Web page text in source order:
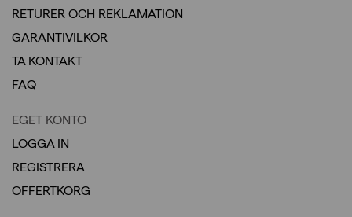
RETURER OCH REKLAMATION
GARANTIVILKOR
TA KONTAKT
FAQ
EGET KONTO
LOGGA IN
REGISTRERA
OFFERTKORG